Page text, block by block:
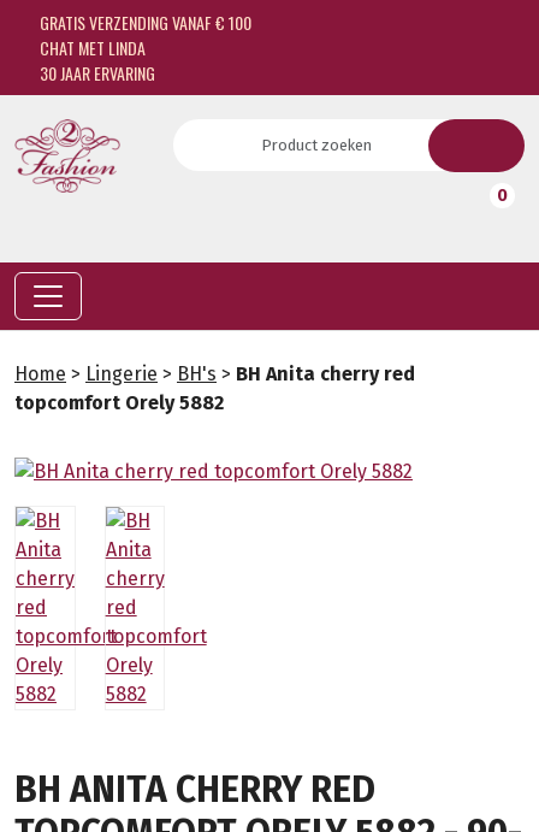
GRATIS VERZENDING VANAF € 100
CHAT MET LINDA
30 JAAR ERVARING
0
Home > Lingerie > BH's > BH Anita cherry red
topcomfort Orely 5882
BH ANITA CHERRY RED